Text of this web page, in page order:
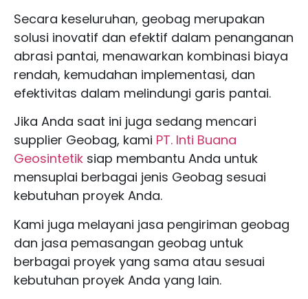
Secara keseluruhan, geobag merupakan
solusi inovatif dan efektif dalam penanganan
abrasi pantai, menawarkan kombinasi biaya
rendah, kemudahan implementasi, dan
efektivitas dalam melindungi garis pantai.
Jika Anda saat ini juga sedang mencari
supplier Geobag, kami PT. Inti Buana
Geosintetik siap membantu Anda untuk
mensuplai berbagai jenis Geobag sesuai
kebutuhan proyek Anda.
Kami juga melayani jasa pengiriman geobag
dan jasa pemasangan geobag untuk
berbagai proyek yang sama atau sesuai
kebutuhan proyek Anda yang lain.